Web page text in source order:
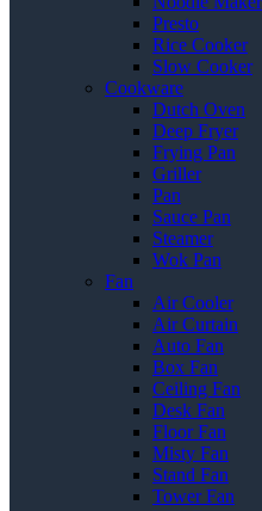
Presto
Rice Cooker
Slow Cooker
Cookware
Dutch Oven
Deep Fryer
Frying Pan
Griller
Pan
Sauce Pan
Steamer
Wok Pan
Fan
Air Cooler
Air Curtain
Auto Fan
Box Fan
Ceiling Fan
Desk Fan
Floor Fan
Misty Fan
Stand Fan
Tower Fan